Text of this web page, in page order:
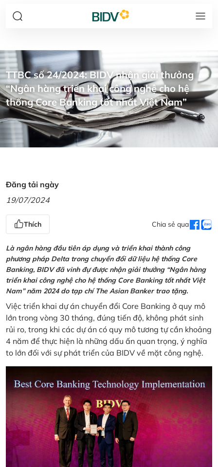
TTBC số 24/2024: BIDV nhận giải thưởng
“Ngân hàng triển khai công nghệ cho hệ
thống Core Banking tốt nhất Việt Nam”
Đăng tải ngày
19/07/2024
Thích Chia sẻ qua
Là ngân hàng đầu tiên áp dụng và triển khai thành công
phương pháp Delta trong chuyển đổi dữ liệu hệ thống Core
Banking, BIDV đã vinh đự được nhận giải thưởng “Ngân hàng
triển khai công nghệ cho hệ thống Core Banking tốt nhất Việt
Nam” năm 2024 do tạp chí The Asian Banker trao tặng.
Việc triển khai dự án chuyển đổi Core Banking ở quy mô
lớn trong vòng 30 tháng, đúng tiến độ, không phát sinh
rủi ro, trong khi các dự án có quy mô tương tự cần khoảng
4 năm để thực hiện là những dấu ấn quan trọng, ý nghĩa
to lớn đối với sự phát triển của BIDV về mặt công nghệ.